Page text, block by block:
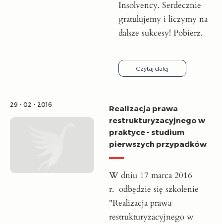
Insolvency. Serdecznie
gratulujemy i liczymy na
dalsze sukcesy! Pobierz.
Czytaj dalej
29 - 02 - 2016
Realizacja prawa
restrukturyzacyjnego w
praktyce - studium
pierwszych przypadków
W dniu 17 marca 2016
r. odbędzie się szkolenie
"Realizacja prawa
restrukturyzacyjnego w